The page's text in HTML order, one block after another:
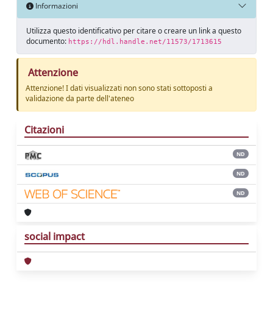
Informazioni
Utilizza questo identificativo per citare o creare un link a questo
documento: https://hdl.handle.net/11573/1713615
Attenzione
Attenzione! I dati visualizzati non sono stati sottoposti a
validazione da parte dell'ateneo
Citazioni
ND
ND
ND
social impact